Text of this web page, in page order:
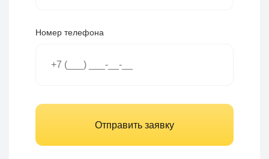
Номер телефона
Отправить заявку